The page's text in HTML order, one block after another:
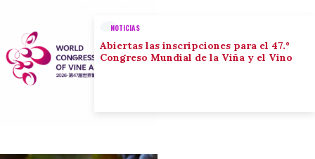
NOTICIAS
Abiertas las inscripciones para el 47.º
Congreso Mundial de la Viña y el Vino